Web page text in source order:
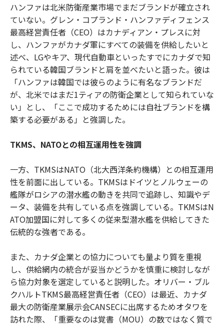
ハンファは北米防衛産業市場でまだブランドが確立され
ていない。グレン・コプランド・ハンファディフェンス
最高経営責任者（CEO）はカナディアン・プレスに対
し、ハンファがカナダ軍にすべての装備を供給したいと
述べ、LGやキア、現代自動車といったすでにカナダで知
られている韓国ブランドと肩を並べたいと語った。彼は
「ハンファは韓国では彼らのように有名なブランドだ
が、北米ではまだ1ティアの防衛企業として知られていな
い」とし、「ここで成功するためには自社ブランドを構
築する必要がある」と強調した。
TKMS、NATOとの相互運用性を強調
一方、TKMSはNATO（北大西洋条約機構）との相互運用
性を前面に出している。TKMSはドイツとノルウェーの
艦隊がロシアの潜水艦の動きを共同で追跡し、知識やデ
ータ、装備を共有している点を強調している。TKMSはN
ATO加盟国に対して多くの従来型潜水艦を供給してきた
伝統的な強者である。
また、カナダ企業との協力についても量より質を重視
し、供給網内の統合が妥当かどうかを慎重に検討しなが
ら協力対象を選定していると説明した。オリバー・ブル
クハルトTKMS最高経営責任者（CEO）は最近、カナダ
最大の防衛産業展示会CANSECに出席するためオタワを
訪れた際、「重要なのは覚書（MOU）の数ではなく質で